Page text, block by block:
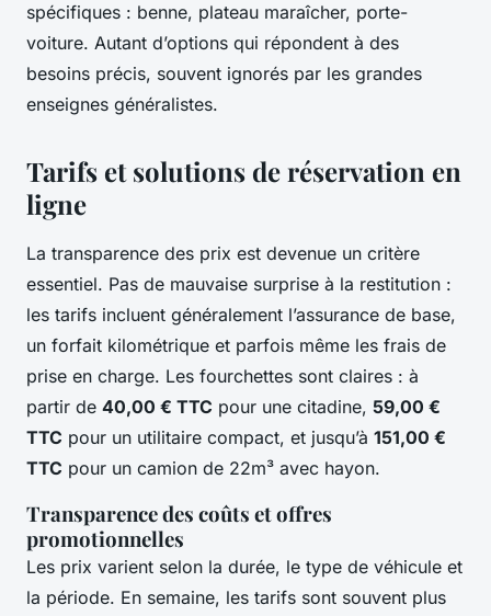
spécifiques : benne, plateau maraîcher, porte-
voiture. Autant d’options qui répondent à des
besoins précis, souvent ignorés par les grandes
enseignes généralistes.
Tarifs et solutions de réservation en
ligne
La transparence des prix est devenue un critère
essentiel. Pas de mauvaise surprise à la restitution :
les tarifs incluent généralement l’assurance de base,
un forfait kilométrique et parfois même les frais de
prise en charge. Les fourchettes sont claires : à
partir de 40,00 € TTC pour une citadine, 59,00 €
TTC pour un utilitaire compact, et jusqu’à 151,00 €
TTC pour un camion de 22m³ avec hayon.
Transparence des coûts et offres
promotionnelles
Les prix varient selon la durée, le type de véhicule et
la période. En semaine, les tarifs sont souvent plus